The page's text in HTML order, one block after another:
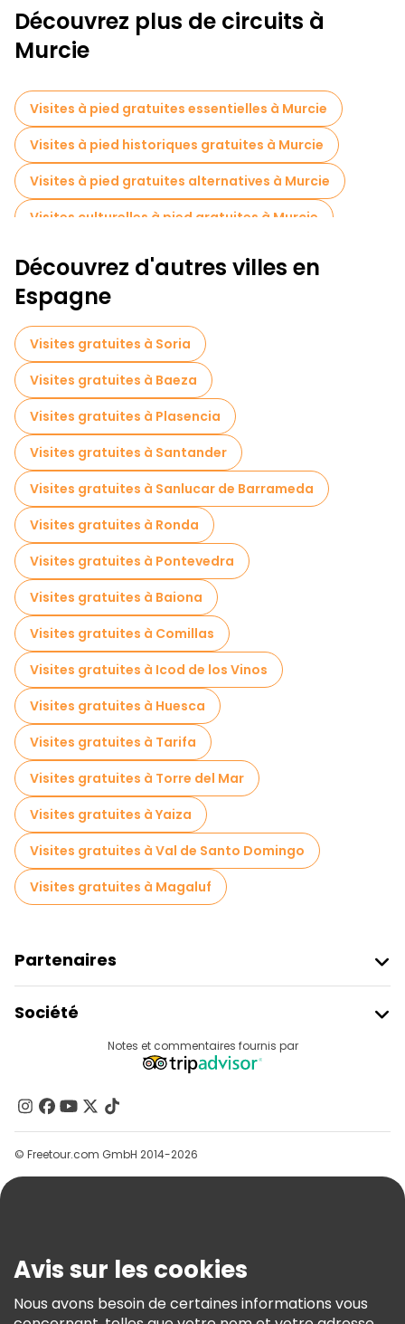
aident à choisir la meilleure visite guidée.
Plus de 590 clients satisfaitsont réservé une excursion à
Murcia avec FREETOUR.com.
Votre pourboire va directement aux guides, pas aux
entreprises.
Rencontrez d'autres explorateurs du monde entier sur
chaque circuit.
Découvrez la beauté de Murcie à pied et de manière durable.
Murcie - Le charme du sud de l'Espagne à
chaque coin de rue
Découvrez plus de circuits à
Murcie
Visites à pied gratuites essentielles à Murcie
Visites à pied historiques gratuites à Murcie
Visites à pied gratuites alternatives à Murcie
Visites culturelles à pied gratuites à Murcie
Visites à pied sans art à Murcie
Visites à pied gratuites pour les familles à Murcie
Activités sportives à Murcie
Visites autoguidées en Murcie
Visites de marchés en Murcie
Visites de dégustation locales à Murcie
Visites gratuites à proximité Catedral de Murcia
Découvrez d'autres villes en
Espagne
Visites gratuites à Soria
Visites gratuites à Baeza
Visites gratuites à Plasencia
Visites gratuites à Santander
Visites gratuites à Sanlucar de Barrameda
Visites gratuites à Ronda
Visites gratuites à Pontevedra
Visites gratuites à Baiona
Visites gratuites à Comillas
Visites gratuites à Icod de los Vinos
Visites gratuites à Huesca
Visites gratuites à Tarifa
Visites gratuites à Torre del Mar
Visites gratuites à Yaiza
Visites gratuites à Val de Santo Domingo
Visites gratuites à Magaluf
Partenaires
Connexion Du Fournisseur
Programme D’affiliation
Société
Contactez-Nous
Groupes
Aide
Conditions Générales Et Mentions Légales
Politique En Matière De Cookies
Notes et commentaires fournis par
© Freetour.com GmbH 2014-2026
Avis sur les cookies
Nous avons besoin de certaines informations vous